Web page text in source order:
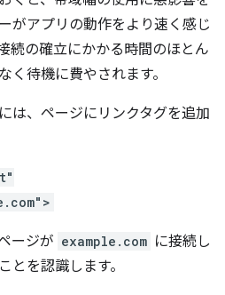
がアプリの動作をより速く感じ
続の確立にかかる時間のほとん
く待機に費やされます。
は、ページにリンクタグを追加
ージが example.com に接続し
とを認識します。